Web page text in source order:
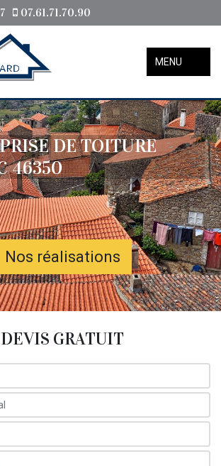
07.61.71.70.90
MENU
DE TOITURE
46350
Nos réalisations
DEVIS GRATUIT